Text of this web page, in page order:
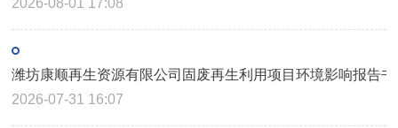
潍坊康顺再生资源有限公司固废再生利用项目环境影响报告
2026-07-31 16:07